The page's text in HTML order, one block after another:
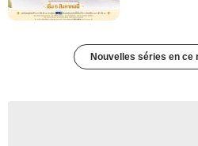
Nouvelles séries en ce